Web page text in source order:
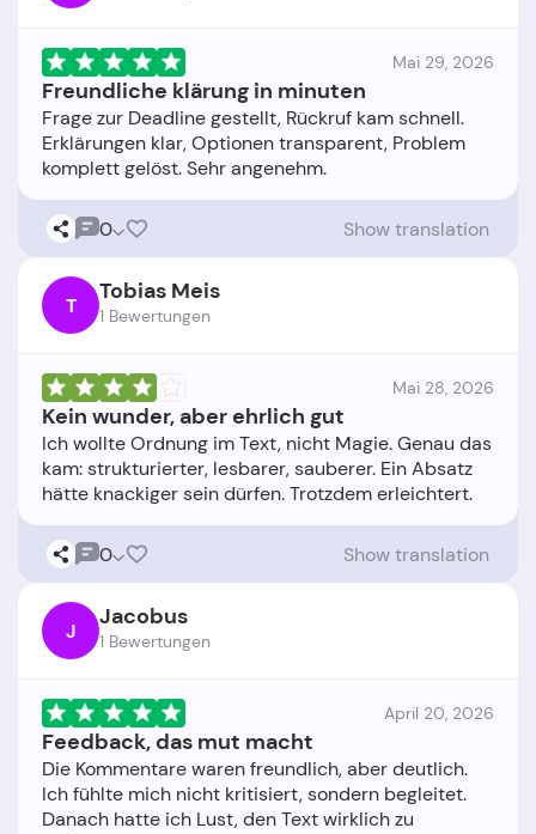
Mai 29, 2026
Freundliche klärung in minuten
Frage zur Deadline gestellt, Rückruf kam schnell.
Erklärungen klar, Optionen transparent, Problem
0 Show translation
T Tobias Meis
1 Bewertungen
Mai 28, 2026
Kein wunder, aber ehrlich gut
Ich wollte Ordnung im Text, nicht Magie. Genau das
kam: strukturierter, lesbarer, sauberer. Ein Absatz
0 Show translation
J Jacobus
1 Bewertungen
April 20, 2026
Feedback, das mut macht
Die Kommentare waren freundlich, aber deutlich.
Ich fühlte mich nicht kritisiert, sondern begleitet.
Danach hatte ich Lust, den Text wirklich zu